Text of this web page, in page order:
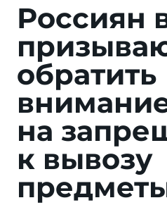
Россиян
обратить
на
к вывозу